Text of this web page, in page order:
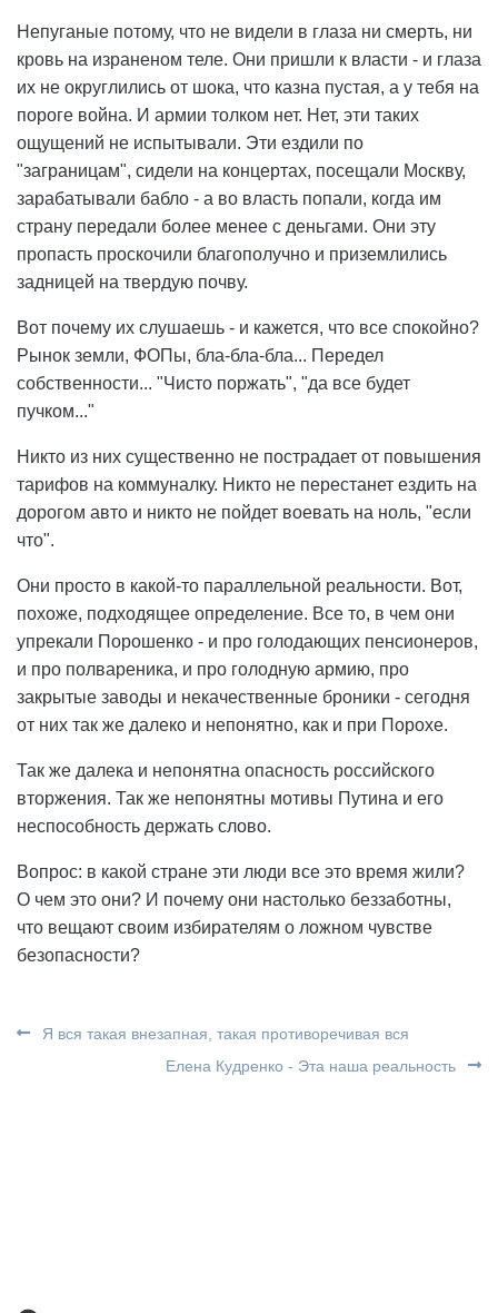
Непуганые потому, что не видели в глаза ни смерть, ни
кровь на израненом теле. Они пришли к власти - и глаза
их не округлились от шока, что казна пустая, а у тебя на
пороге война. И армии толком нет. Нет, эти таких
ощущений не испытывали. Эти ездили по
"заграницам", сидели на концертах, посещали Москву,
зарабатывали бабло - а во власть попали, когда им
страну передали более менее с деньгами. Они эту
пропасть проскочили благополучно и приземлились
задницей на твердую почву.
Вот почему их слушаешь - и кажется, что все спокойно?
Рынок земли, ФОПы, бла-бла-бла... Передел
собственности... "Чисто поржать", "да все будет
пучком..."
Никто из них существенно не пострадает от повышения
тарифов на коммуналку. Никто не перестанет ездить на
дорогом авто и никто не пойдет воевать на ноль, "если
что".
Они просто в какой-то параллельной реальности. Вот,
похоже, подходящее определение. Все то, в чем они
упрекали Порошенко - и про голодающих пенсионеров,
и про полвареника, и про голодную армию, про
закрытые заводы и некачественные броники - сегодня
от них так же далеко и непонятно, как и при Порохе.
Так же далека и непонятна опасность российского
вторжения. Так же непонятны мотивы Путина и его
неспособность держать слово.
Вопрос: в какой стране эти люди все это время жили?
О чем это они? И почему они настолько беззаботны,
что вещают своим избирателям о ложном чувстве
безопасности?
Я вся такая внезапная, такая противоречивая вся
Елена Кудренко - Эта наша реальность